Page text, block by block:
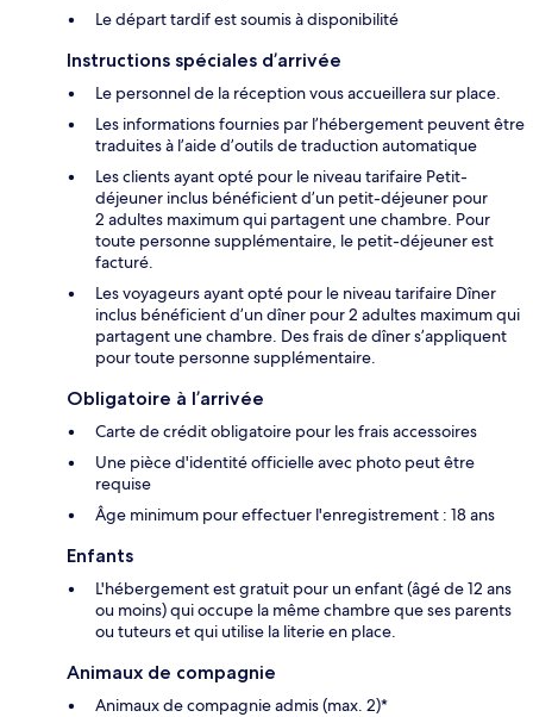
Le départ tardif est soumis à disponibilité
Instructions spéciales d’arrivée
Le personnel de la réception vous accueillera sur place.
Les informations fournies par l’hébergement peuvent être
traduites à l’aide d’outils de traduction automatique
Les clients ayant opté pour le niveau tarifaire Petit-
déjeuner inclus bénéficient d’un petit-déjeuner pour
2 adultes maximum qui partagent une chambre. Pour
toute personne supplémentaire, le petit-déjeuner est
facturé.
Les voyageurs ayant opté pour le niveau tarifaire Dîner
inclus bénéficient d’un dîner pour 2 adultes maximum qui
partagent une chambre. Des frais de dîner s’appliquent
pour toute personne supplémentaire.
Obligatoire à l’arrivée
Carte de crédit obligatoire pour les frais accessoires
Une pièce d'identité officielle avec photo peut être
requise
Âge minimum pour effectuer l'enregistrement : 18 ans
Enfants
L'hébergement est gratuit pour un enfant (âgé de 12 ans
ou moins) qui occupe la même chambre que ses parents
ou tuteurs et qui utilise la literie en place.
Animaux de compagnie
Animaux de compagnie admis (max. 2)*